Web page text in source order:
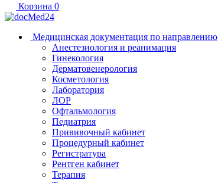
Корзина 0
Медицинская документация по направлению
Анестезиология и реанимация
Гинекология
Дерматовенерология
Косметология
Лаборатория
ЛОР
Офтальмология
Педиатрия
Прививочный кабинет
Процедурный кабинет
Регистратура
Рентген кабинет
Терапия